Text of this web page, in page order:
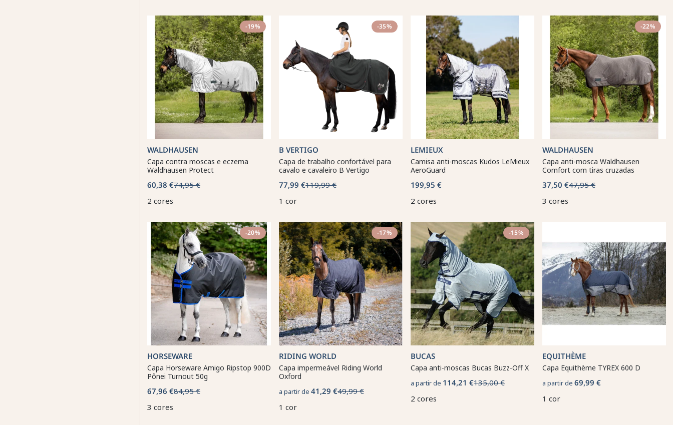
-19%
WALDHAUSEN
Capa contra moscas e eczema
Waldhausen Protect
60,38 €74,95 €
2 cores
-35%
B VERTIGO
Capa de trabalho confortável para
cavalo e cavaleiro B Vertigo
77,99 €119,99 €
1 cor
LEMIEUX
Camisa anti-moscas Kudos LeMieux
AeroGuard
199,95 €
2 cores
-22%
WALDHAUSEN
Capa anti-mosca Waldhausen
Comfort com tiras cruzadas
37,50 €47,95 €
3 cores
-20%
HORSEWARE
Capa Horseware Amigo Ripstop 900D
Pônei Turnout 50g
67,96 €84,95 €
3 cores
-17%
RIDING WORLD
Capa impermeável Riding World
Oxford
a partir de 41,29 €49,99 €
1 cor
-15%
BUCAS
Capa anti-moscas Bucas Buzz-Off X
a partir de 114,21 €135,00 €
2 cores
EQUITHÈME
Capa Equithème TYREX 600 D
a partir de 69,99 €
1 cor